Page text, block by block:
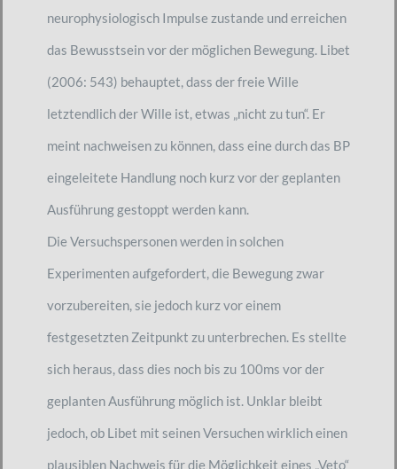
neurophysiologisch Impulse zustande und erreichen
das Bewusstsein vor der möglichen Bewegung. Libet
(2006: 543) behauptet, dass der freie Wille
letztendlich der Wille ist, etwas „nicht zu tun“. Er
meint nachweisen zu können, dass eine durch das BP
eingeleitete Handlung noch kurz vor der geplanten
Ausführung gestoppt werden kann.
Die Versuchspersonen werden in solchen
Experimenten aufgefordert, die Bewegung zwar
vorzubereiten, sie jedoch kurz vor einem
festgesetzten Zeitpunkt zu unterbrechen. Es stellte
sich heraus, dass dies noch bis zu 100ms vor der
geplanten Ausführung möglich ist. Unklar bleibt
jedoch, ob Libet mit seinen Versuchen wirklich einen
plausiblen Nachweis für die Möglichkeit eines „Veto“